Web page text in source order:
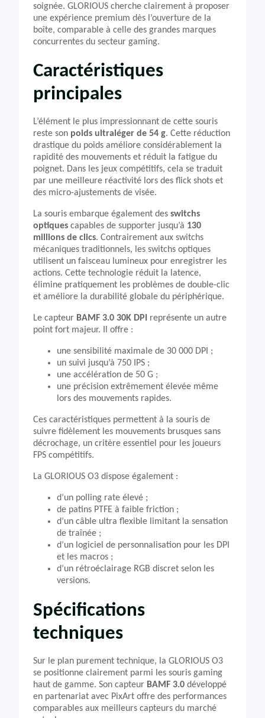
soignée. GLORIOUS cherche clairement à proposer
une expérience premium dès l’ouverture de la
boîte, comparable à celle des grandes marques
concurrentes du secteur gaming.
Caractéristiques
principales
L’élément le plus impressionnant de cette souris
reste son poids ultraléger de 54 g. Cette réduction
drastique du poids améliore considérablement la
rapidité des mouvements et réduit la fatigue du
poignet. Dans les jeux compétitifs, cela se traduit
par une meilleure réactivité lors des flick shots et
des micro-ajustements de visée.
La souris embarque également des switchs
optiques capables de supporter jusqu’à 130
millions de clics. Contrairement aux switchs
mécaniques traditionnels, les switchs optiques
utilisent un faisceau lumineux pour enregistrer les
actions. Cette technologie réduit la latence,
élimine pratiquement les problèmes de double-clic
et améliore la durabilité globale du périphérique.
Le capteur BAMF 3.0 30K DPI représente un autre
point fort majeur. Il offre :
une sensibilité maximale de 30 000 DPI ;
un suivi jusqu’à 750 IPS ;
une accélération de 50 G ;
une précision extrêmement élevée même
lors des mouvements rapides.
Ces caractéristiques permettent à la souris de
suivre fidèlement les mouvements brusques sans
décrochage, un critère essentiel pour les joueurs
FPS compétitifs.
La GLORIOUS O3 dispose également :
d’un polling rate élevé ;
de patins PTFE à faible friction ;
d’un câble ultra flexible limitant la sensation
de traînée ;
d’un logiciel de personnalisation pour les DPI
et les macros ;
d’un rétroéclairage RGB discret selon les
versions.
Spécifications
techniques
Sur le plan purement technique, la GLORIOUS O3
se positionne clairement parmi les souris gaming
haut de gamme. Son capteur BAMF 3.0 développé
en partenariat avec PixArt offre des performances
comparables aux meilleurs capteurs du marché